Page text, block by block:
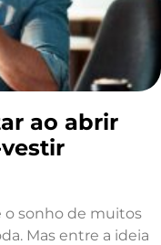
ao abrir
o sonho de muitos
Mas entre a ideia